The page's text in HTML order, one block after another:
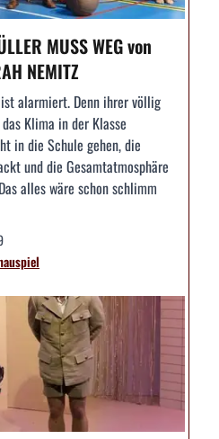
MUSS WEG von
NEMITZ
alarmiert. Denn ihrer völlig
Klima in der Klasse
in die Schule gehen, die
und die Gesamtatmosphäre
alles wäre schon schlimm